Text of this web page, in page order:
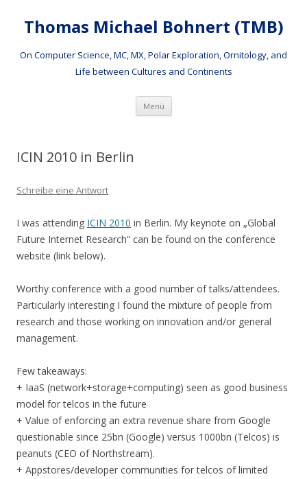
Thomas Michael Bohnert (TMB)
On Computer Science, MC, MX, Polar Exploration, Ornitology, and
Life between Cultures and Continents
Menü Springe
Inhalt
ICIN 2010 in Berlin
Schreibe eine Antwort
I was attending ICIN 2010 in Berlin. My keynote on „Global
Future Internet Research“ can be found on the conference
website (link below).
Worthy conference with a good number of talks/attendees.
Particularly interesting I found the mixture of people from
research and those working on innovation and/or general
management.
Few takeaways:
+ IaaS (network+storage+computing) seen as good business
model for telcos in the future
+ Value of enforcing an extra revenue share from Google
questionable since 25bn (Google) versus 1000bn (Telcos) is
peanuts (CEO of Northstream).
+ Appstores/developer communities for telcos of limited